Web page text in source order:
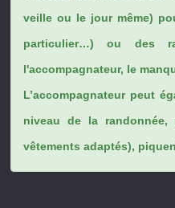
veille ou le jour même)
particulier…) ou des
l'accompagnateur, le
L’accompagnateur peut
niveau de la
vêtements adaptés),